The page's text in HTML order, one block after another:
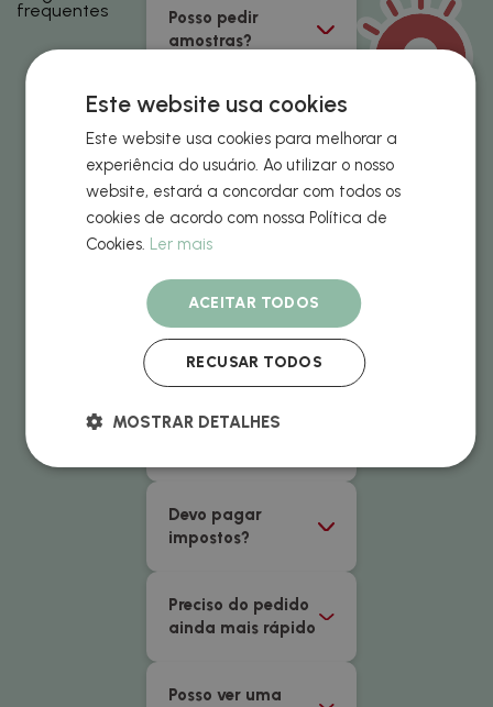
frequentes
Posso pedir
amostras?
Como adiciono os
designs para cada
produto?
Métodos de
pagamento
Qual é o preço do
envio?
Quando receberei
Devo pagar
impostos?
Preciso do pedido
ainda mais rápido
Posso ver uma
Este website usa cookies
Este website usa cookies para melhorar a
experiência do usuário. Ao utilizar o nosso
website, estará a concordar com todos os
cookies de acordo com nossa Política de
Cookies. Ler mais
ACEITAR TODOS
RECUSAR TODOS
MOSTRAR DETALHES